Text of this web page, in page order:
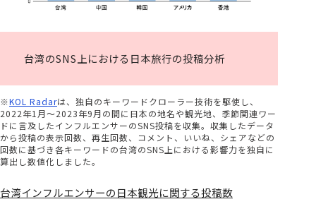
台湾のSNS上における日本旅行の投稿分析
※KOL Radarは、独自のキーワードクローラー技術を駆使し、
2022年1月〜2023年9月の間に日本の地名や観光地、季節関連ワー
ドに言及したインフルエンサーのSNS投稿を収集。収集したデータ
から投稿の表示回数、再生回数、コメント、いいね、シェアなどの
回数に基づき各キーワードの台湾のSNS上における影響力を独自に
算出し数値化しました。
台湾インフルエンサーの日本観光に関する投稿数